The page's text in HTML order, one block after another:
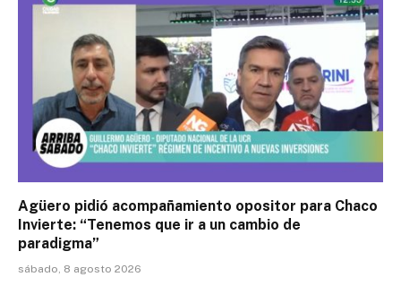
Agüero pidió acompañamiento opositor para Chaco
Invierte: “Tenemos que ir a un cambio de
paradigma”
sábado, 8 agosto 2026